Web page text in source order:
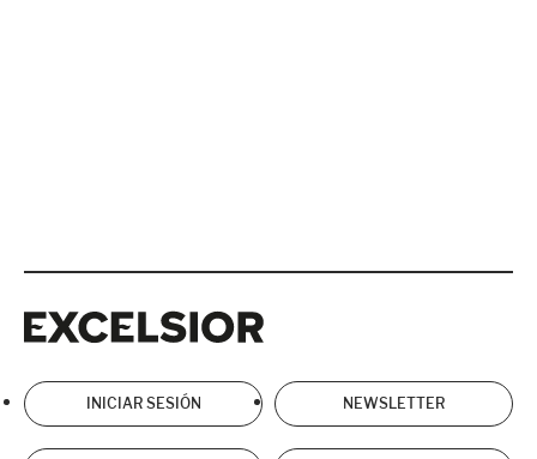
INICIAR SESIÓN NEWSLETTER